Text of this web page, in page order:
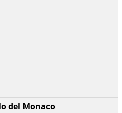
del Monaco